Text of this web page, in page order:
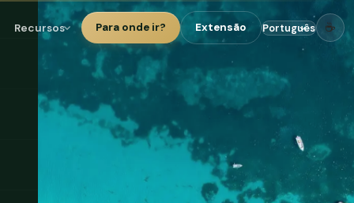
Recursos Para onde ir? Extensão ☕